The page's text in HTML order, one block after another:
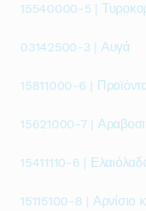
15540000-5 |
03142500-3 | Αυγά
15811000-6 |
15621000-7 |
15411110-6 |
15115100-8 | Αρνίσιο